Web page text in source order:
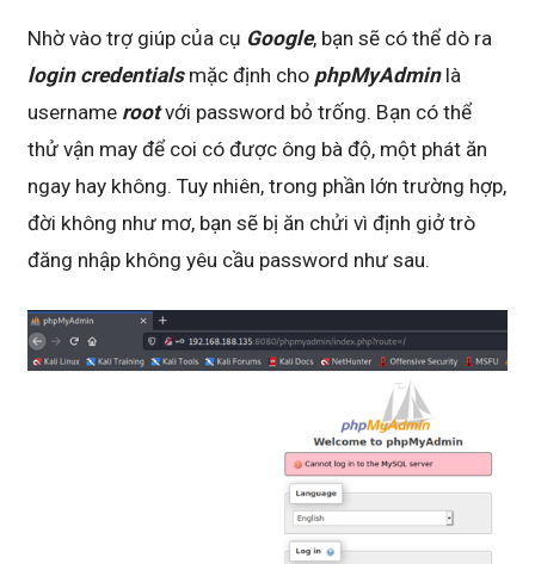
Nhờ vào trợ giúp của cụ Google, bạn sẽ có thể dò ra
login credentialsmặc định cho phpMyAdminlà
username rootvới password bỏ trống. Bạn có thể
thử vận may để coi có được ông bà độ, một phát ăn
ngay hay không. Tuy nhiên, trong phần lớn trường hợp,
đời không như mơ, bạn sẽ bị ăn chửi vì định giở trò
đăng nhập không yêu cầu password như sau.